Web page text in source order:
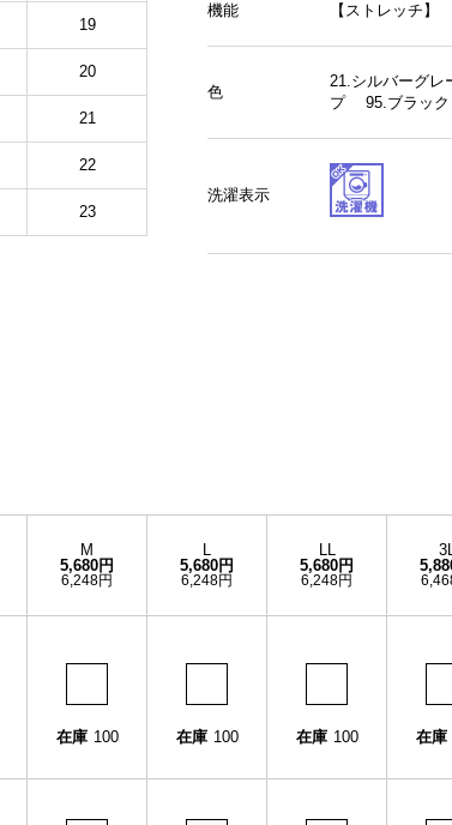
19
20
21
22
23
機能 【ストレッチ】
色
21.シルバーグ
プ 95.ブラッ
洗濯表示
M
5,680円
6,248円
L
5,680円
6,248円
LL
5,680円
6,248円
在庫 100 在庫 100 在庫 100 在庫